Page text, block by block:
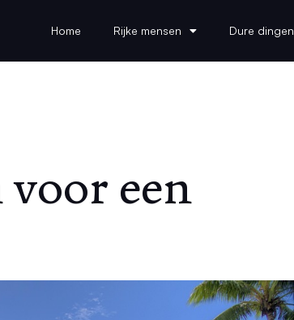
Home Rijke mensen Dure dingen
een